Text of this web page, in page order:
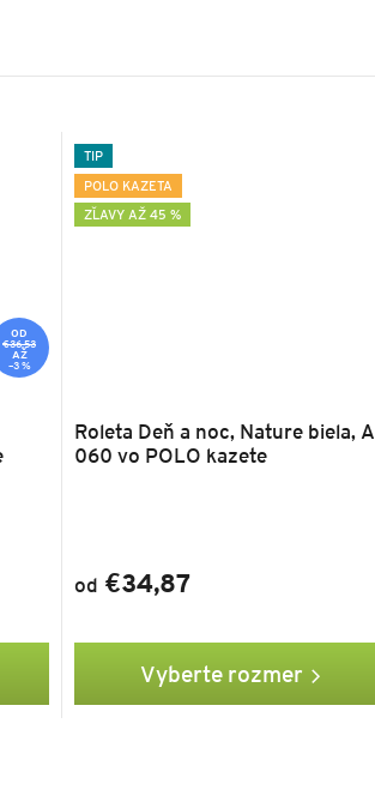
OD
€36,53
AŽ
–3 %
TIP
POLO KAZETA
ZĽAVY AŽ 45 %
Roleta Deň a noc, Nature biela, A
060 vo POLO kazete
od €34,87
Vyberte rozmer